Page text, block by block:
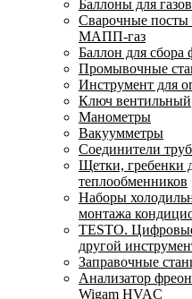
Баллоны для
Сварочные посты
МАПП-газ
Баллон для сбора
Промывочные
Инструмент для
Ключ вентильный
Манометры
Вакуумметры
Соединители
Щетки, гребенки
теплообменников
Наборы
монтажа
TESTO.
другой
Заправочные
Анализатор
Wigam HVAC